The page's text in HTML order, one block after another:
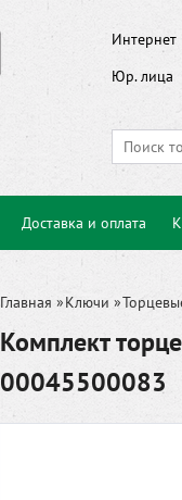
Интернет
Юр. лица
Доставка и оплата
Главная »Ключи »
Комплект
00045500083